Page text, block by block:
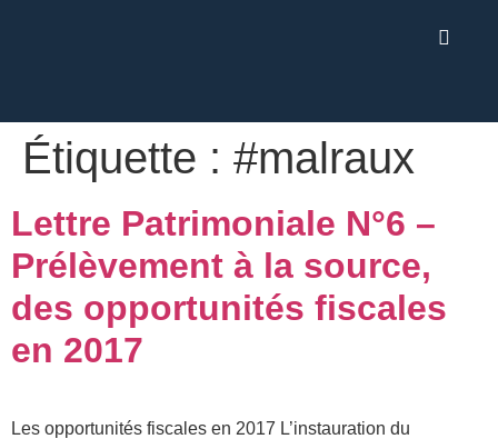
Étiquette : #malraux
Lettre Patrimoniale N°6 –
Prélèvement à la source,
des opportunités fiscales
en 2017
Les opportunités fiscales en 2017 L’instauration du